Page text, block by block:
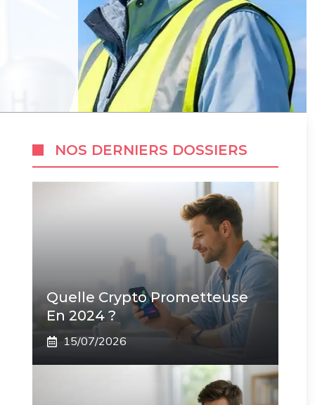
NOS DERNIERS DOSSIERS
Quelle Crypto Prometteuse
En 2024 ?
15/07/2026